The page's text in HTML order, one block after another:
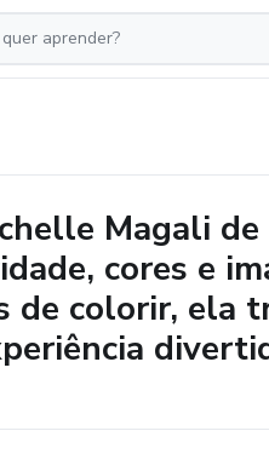
Magali
cores e
de colorir, ela